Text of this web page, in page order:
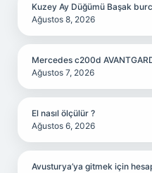
Kuzey Ay Düğümü Başak
Ağustos 8, 2026
Mercedes c200d
Ağustos 7, 2026
El nasıl ölçülür ?
Ağustos 6, 2026
Avusturya’ya gitmek için